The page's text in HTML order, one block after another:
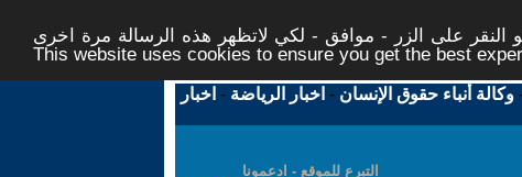
على الزر - موافق - لكي لاتظهر هذه الرسالة مرة اخرى -
This website uses cookies to ensure you get the best
وكالة أنباء حقوق الإنسان - اخبار الرياضة - اخبار
التبرع للموقع - ادعمونا